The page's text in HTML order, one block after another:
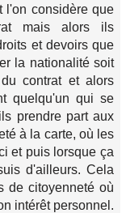
l'on considère que
mais alors ils
et devoirs que
la nationalité soit
contrat et alors
quelqu'un qui se
prendre part aux
à la carte, où les
et puis lorsque ça
d'ailleurs. Cela
de citoyenneté où
intérêt personnel.